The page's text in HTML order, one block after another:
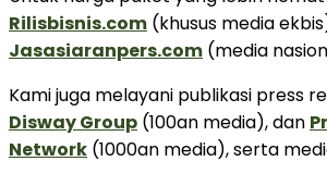
Rilisbisnis.com (khusus media
Jasasiaranpers.com (media
Kami juga melayani publikasi press
Disway Group (100an media), dan
Network (1000an media), serta